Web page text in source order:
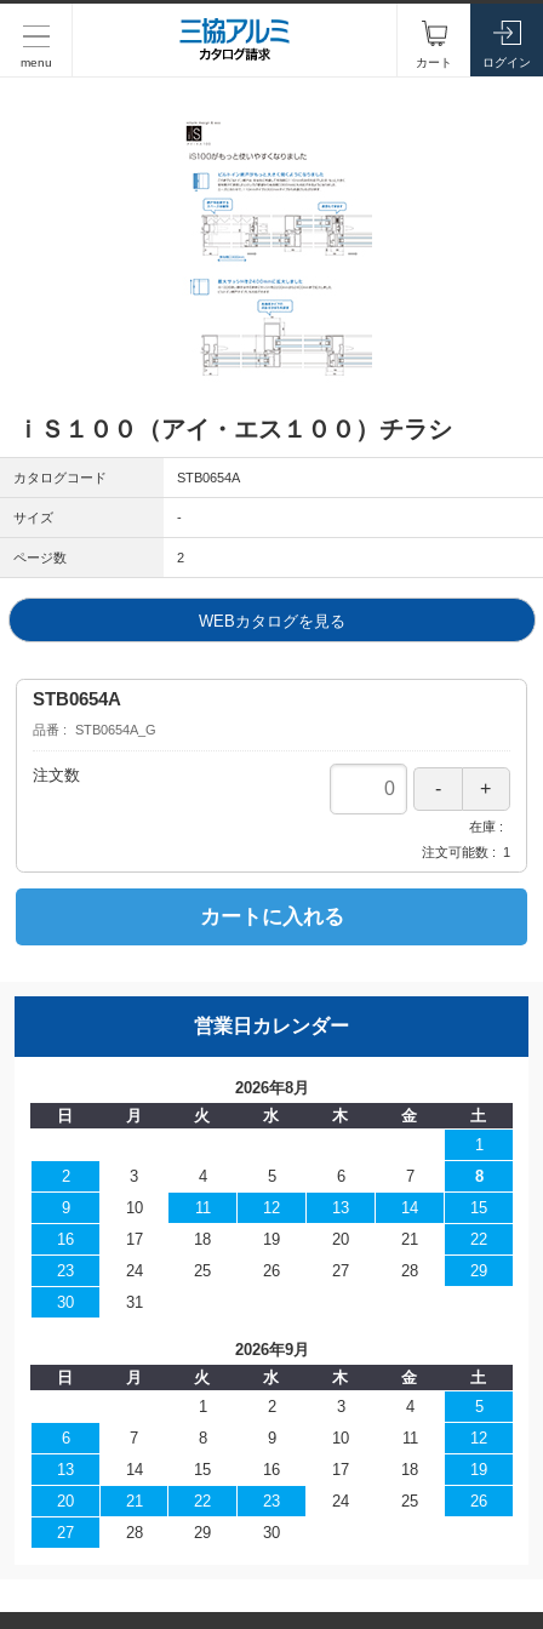
menu カート ログイン
ｉＳ１００（アイ・エス１００）チラシ
カタログコード STB0654A
サイズ -
ページ数 2
WEBカタログを見る
STB0654A
品番 STB0654A_G
注文数
在庫
注文可能数
1
カートに入れる
営業日カレンダー
2026年8月
日
月 火 水 木 金
土
1
2
3 4 5 6 7
8
9
10 11 12 13 14
15
16
17 18 19 20 21
22
23
24 25 26 27 28
29
30
31
2026年9月
日
月 火 水 木 金
土
1
2 3 4
5
6
7 8 9 10 11
12
13
14 15 16 17 18
19
20
21 22 23 24 25
26
27
28 29 30